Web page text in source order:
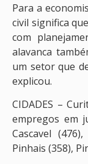
Para a
civil significa
com
alavanca
um setor que
explicou.
CIDADES –
empregos em
Cascavel
Pinhais (358),